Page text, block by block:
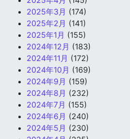
2025年3月 (174)
2025年2月 (141)
2025年1月 (155)
2024年12月 (183)
2024年11月 (172)
2024年10月 (169)
2024年9月 (159)
2024年8月 (232)
2024年7月 (155)
2024年6月 (240)
2024年5月 (230)